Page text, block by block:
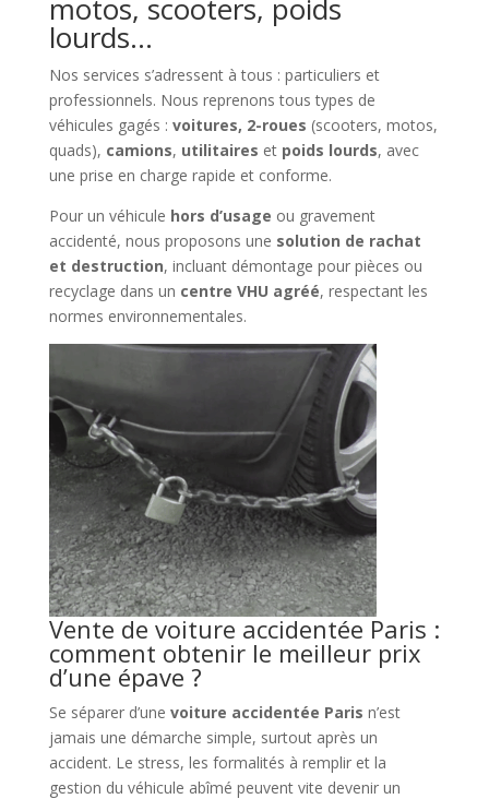
motos, scooters, poids
lourds…
Nos services s’adressent à tous : particuliers et
professionnels. Nous reprenons tous types de
véhicules gagés : voitures, 2-roues (scooters, motos,
quads), camions, utilitaires et poids lourds, avec
une prise en charge rapide et conforme.
Pour un véhicule hors d’usage ou gravement
accidenté, nous proposons une solution de rachat
et destruction, incluant démontage pour pièces ou
recyclage dans un centre VHU agréé, respectant les
normes environnementales.
Vente de voiture accidentée Paris :
comment obtenir le meilleur prix
d’une épave ?
Se séparer d’une voiture accidentée Paris n’est
jamais une démarche simple, surtout après un
accident. Le stress, les formalités à remplir et la
gestion du véhicule abîmé peuvent vite devenir un